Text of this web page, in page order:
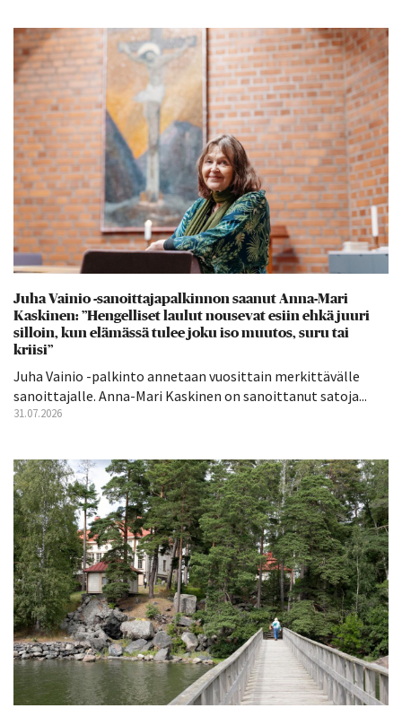
Juha Vainio -sanoittajapalkinnon saanut Anna-Mari
Kaskinen: ”Hengelliset laulut nousevat esiin ehkä juuri
silloin, kun elämässä tulee joku iso muutos, suru tai
kriisi”
Juha Vainio -palkinto annetaan vuosittain merkittävälle
sanoittajalle. Anna-Mari Kaskinen on sanoittanut satoja...
31.07.2026